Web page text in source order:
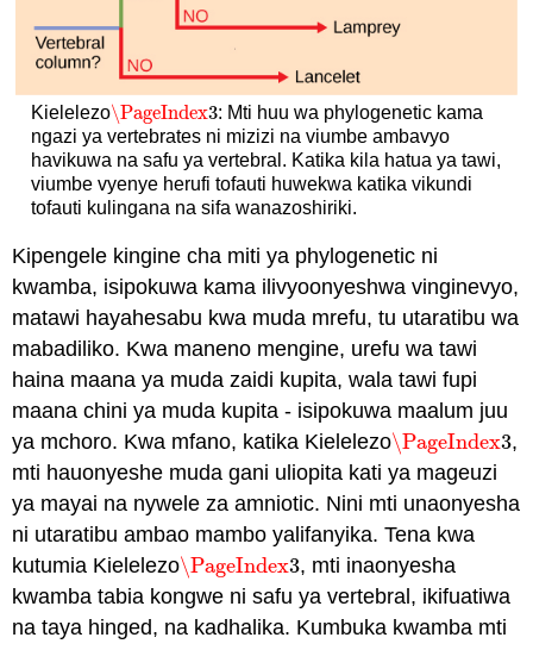
Kielelezo\PageIndex3
\PageIndex3: Mti huu wa phylogenetic kama
ngazi ya vertebrates ni mizizi na viumbe ambavyo
havikuwa na safu ya vertebral. Katika kila hatua ya tawi,
viumbe vyenye herufi tofauti huwekwa katika vikundi
tofauti kulingana na sifa wanazoshiriki.
Kipengele kingine cha miti ya phylogenetic ni
kwamba, isipokuwa kama ilivyoonyeshwa vinginevyo,
matawi hayahesabu kwa muda mrefu, tu utaratibu wa
mabadiliko. Kwa maneno mengine, urefu wa tawi
haina maana ya muda zaidi kupita, wala tawi fupi
maana chini ya muda kupita - isipokuwa maalum juu
ya mchoro. Kwa mfano, katika Kielelezo\PageIndex3
\PageIndex3,
mti hauonyeshe muda gani uliopita kati ya mageuzi
ya mayai na nywele za amniotic. Nini mti unaonyesha
ni utaratibu ambao mambo yalifanyika. Tena kwa
kutumia Kielelezo\PageIndex3
\PageIndex3, mti inaonyesha
kwamba tabia kongwe ni safu ya vertebral, ikifuatiwa
na taya hinged, na kadhalika. Kumbuka kwamba mti